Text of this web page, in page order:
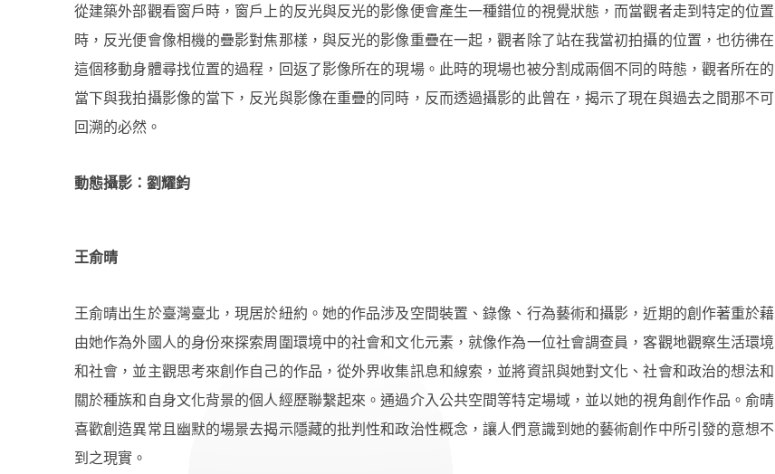
從建築外部觀看窗戶時，窗戶上的反光與反光的影像便會產生一種錯位的視覺狀態，而當觀者走到特定的位置
時，反光便會像相機的疊影對焦那樣，與反光的影像重疊在一起，觀者除了站在我當初拍攝的位置，也彷彿在
這個移動身體尋找位置的過程，回返了影像所在的現場。此時的現場也被分割成兩個不同的時態，觀者所在的
當下與我拍攝影像的當下，反光與影像在重疊的同時，反而透過攝影的此曾在，揭示了現在與過去之間那不可
回溯的必然。
動態攝影：劉耀鈞
王俞晴
王俞晴出生於臺灣臺北，現居於紐約。她的作品涉及空間裝置、錄像、行為藝術和攝影，近期的創作著重於藉
由她作為外國人的身份來探索周圍環境中的社會和文化元素，就像作為一位社會調查員，客觀地觀察生活環境
和社會，並主觀思考來創作自己的作品，從外界收集訊息和線索，並將資訊與她對文化、社會和政治的想法和
關於種族和自身文化背景的個人經歷聯繫起來。通過介入公共空間等特定場域，並以她的視角創作作品。俞晴
喜歡創造異常且幽默的場景去揭示隱藏的批判性和政治性概念，讓人們意識到她的藝術創作中所引發的意想不
到之現實。